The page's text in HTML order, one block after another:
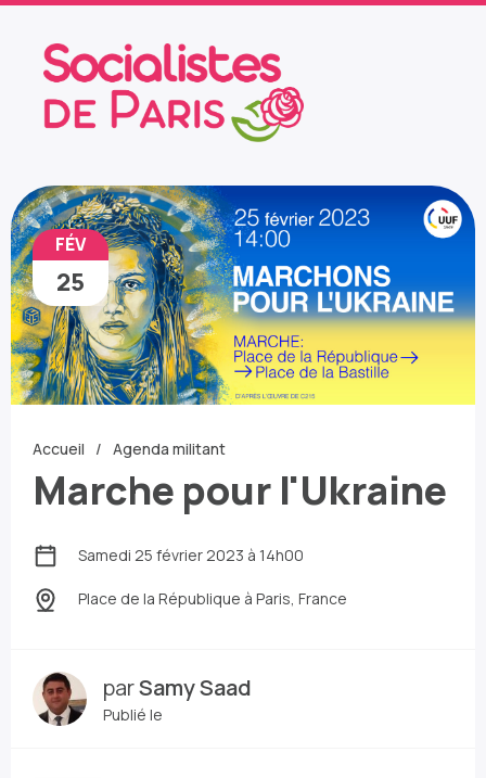
FÉV
25
Accueil Agenda militant
Marche pour l'Ukraine
Samedi 25 février 2023 à 14h00
Place de la République à Paris, France
parSamy Saad
Publié le